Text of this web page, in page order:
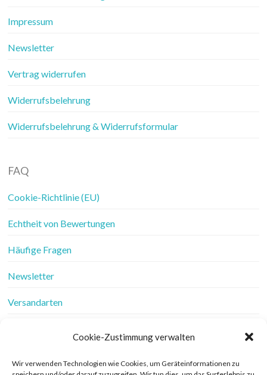
Cookie-Zustimmung verwalten
Wir verwenden Technologien wie Cookies, um Geräteinformationen zu
Impressum
Newsletter
Vertrag widerrufen
Widerrufsbelehrung
Widerrufsbelehrung & Widerrufsformular
FAQ
Cookie-Richtlinie (EU)
Echtheit von Bewertungen
Häufige Fragen
Newsletter
Versandarten